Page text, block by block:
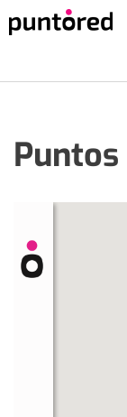
contenido
Puntos